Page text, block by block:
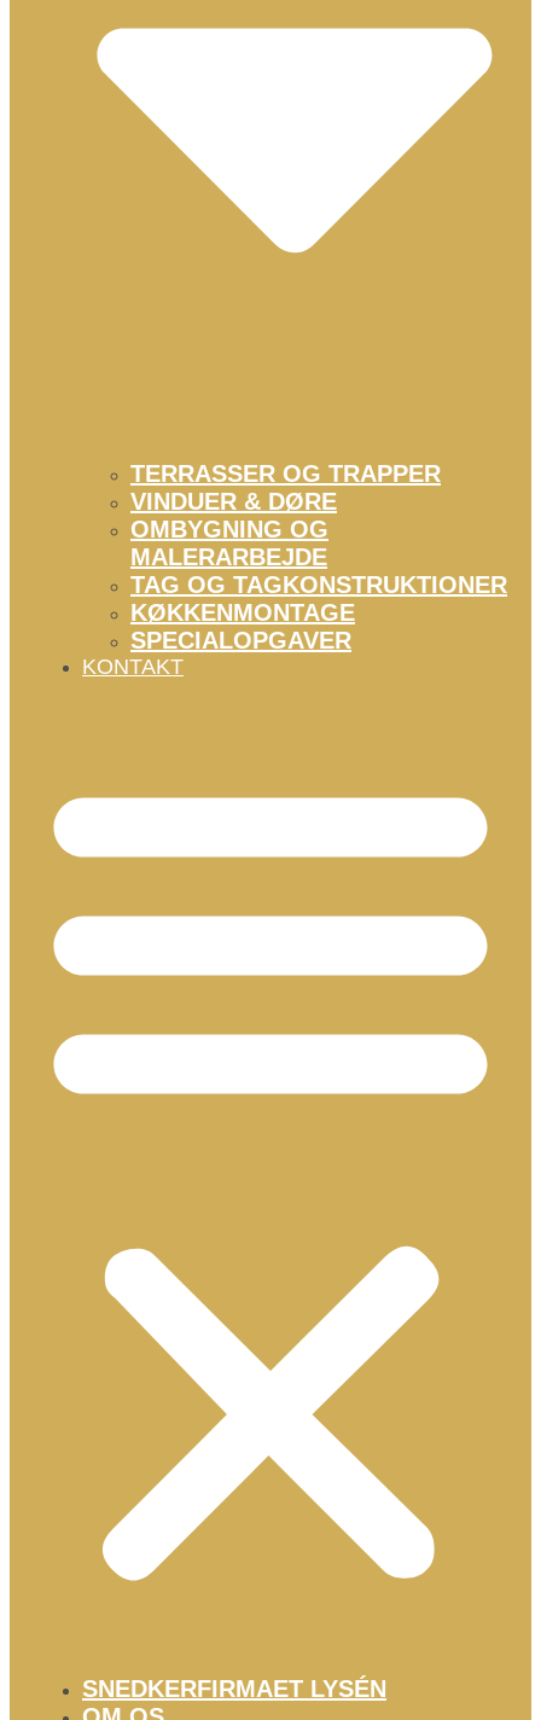
TERRASSER OG TRAPPER
VINDUER & DØRE
OMBYGNING OG
MALERARBEJDE
TAG OG TAGKONSTRUKTIONER
KØKKENMONTAGE
SPECIALOPGAVER
KONTAKT
SNEDKERFIRMAET LYSÉN